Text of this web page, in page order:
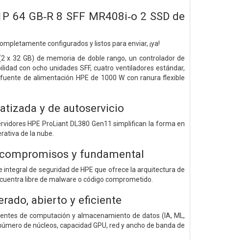
GB‑R 8 SFF MR408i‑o 2 SSD de
configurados y listos para enviar, ¡ya!
x 32 GB) de memoria de doble rango, un controlador de
con ocho unidades SFF, cuatro ventiladores estándar,
de alimentación HPE de 1000 W con ranura flexible
y de autoservicio
HPE ProLiant DL380 Gen11 simplifican la forma en
de la nube.
y fundamental
integral de seguridad de HPE que ofrece la arquitectura de
libre de malware o código comprometido.
abierto y eficiente
de computación y almacenamiento de datos (IA, ML,
de núcleos, capacidad GPU, red y ancho de banda de